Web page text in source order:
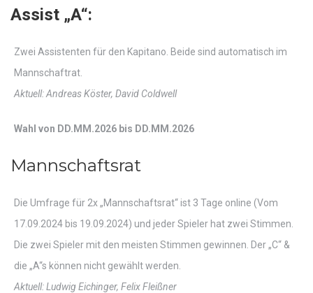
Assist „A“:
Zwei Assistenten für den Kapitano. Beide sind automatisch im
Mannschaftrat.
Aktuell: Andreas Köster, David Coldwell
Wahl von DD.MM.2026 bis DD.MM.2026
Mannschaftsrat
Die Umfrage für 2x „Mannschaftsrat“ ist 3 Tage online (Vom
17.09.2024 bis 19.09.2024) und jeder Spieler hat zwei Stimmen.
Die zwei Spieler mit den meisten Stimmen gewinnen. Der „C“ &
die „A“s können nicht gewählt werden.
Aktuell: Ludwig Eichinger, Felix Fleißner